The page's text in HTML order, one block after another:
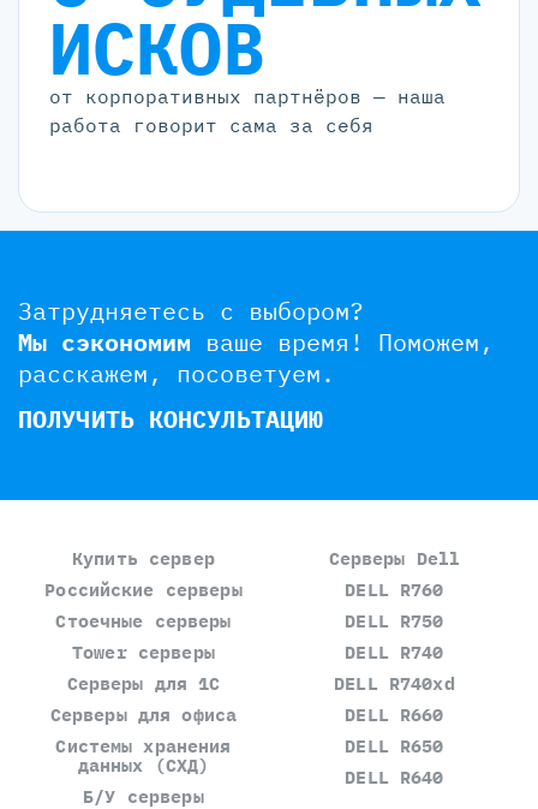
ИСКОВ
от корпоративных партнёров — наша
работа говорит сама за себя
Затрудняетесь с выбором?
Мы сэкономим ваше время! Поможем,
расскажем, посоветуем.
ПОЛУЧИТЬ КОНСУЛЬТАЦИЮ
Купить сервер
Российские серверы
Стоечные серверы
Tower серверы
Серверы для 1С
Серверы для офиса
Системы хранения
данных (СХД)
Б/У серверы
Серверы Dell
DELL R760
DELL R750
DELL R740
DELL R740xd
DELL R660
DELL R650
DELL R640